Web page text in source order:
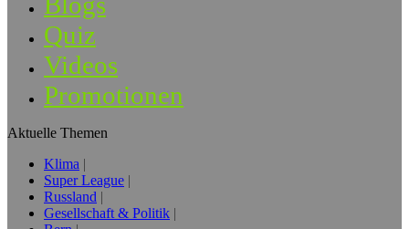
Quiz
Videos
Promotionen
Aktuelle Themen
Klima
Super League
Russland
Gesellschaft & Politik